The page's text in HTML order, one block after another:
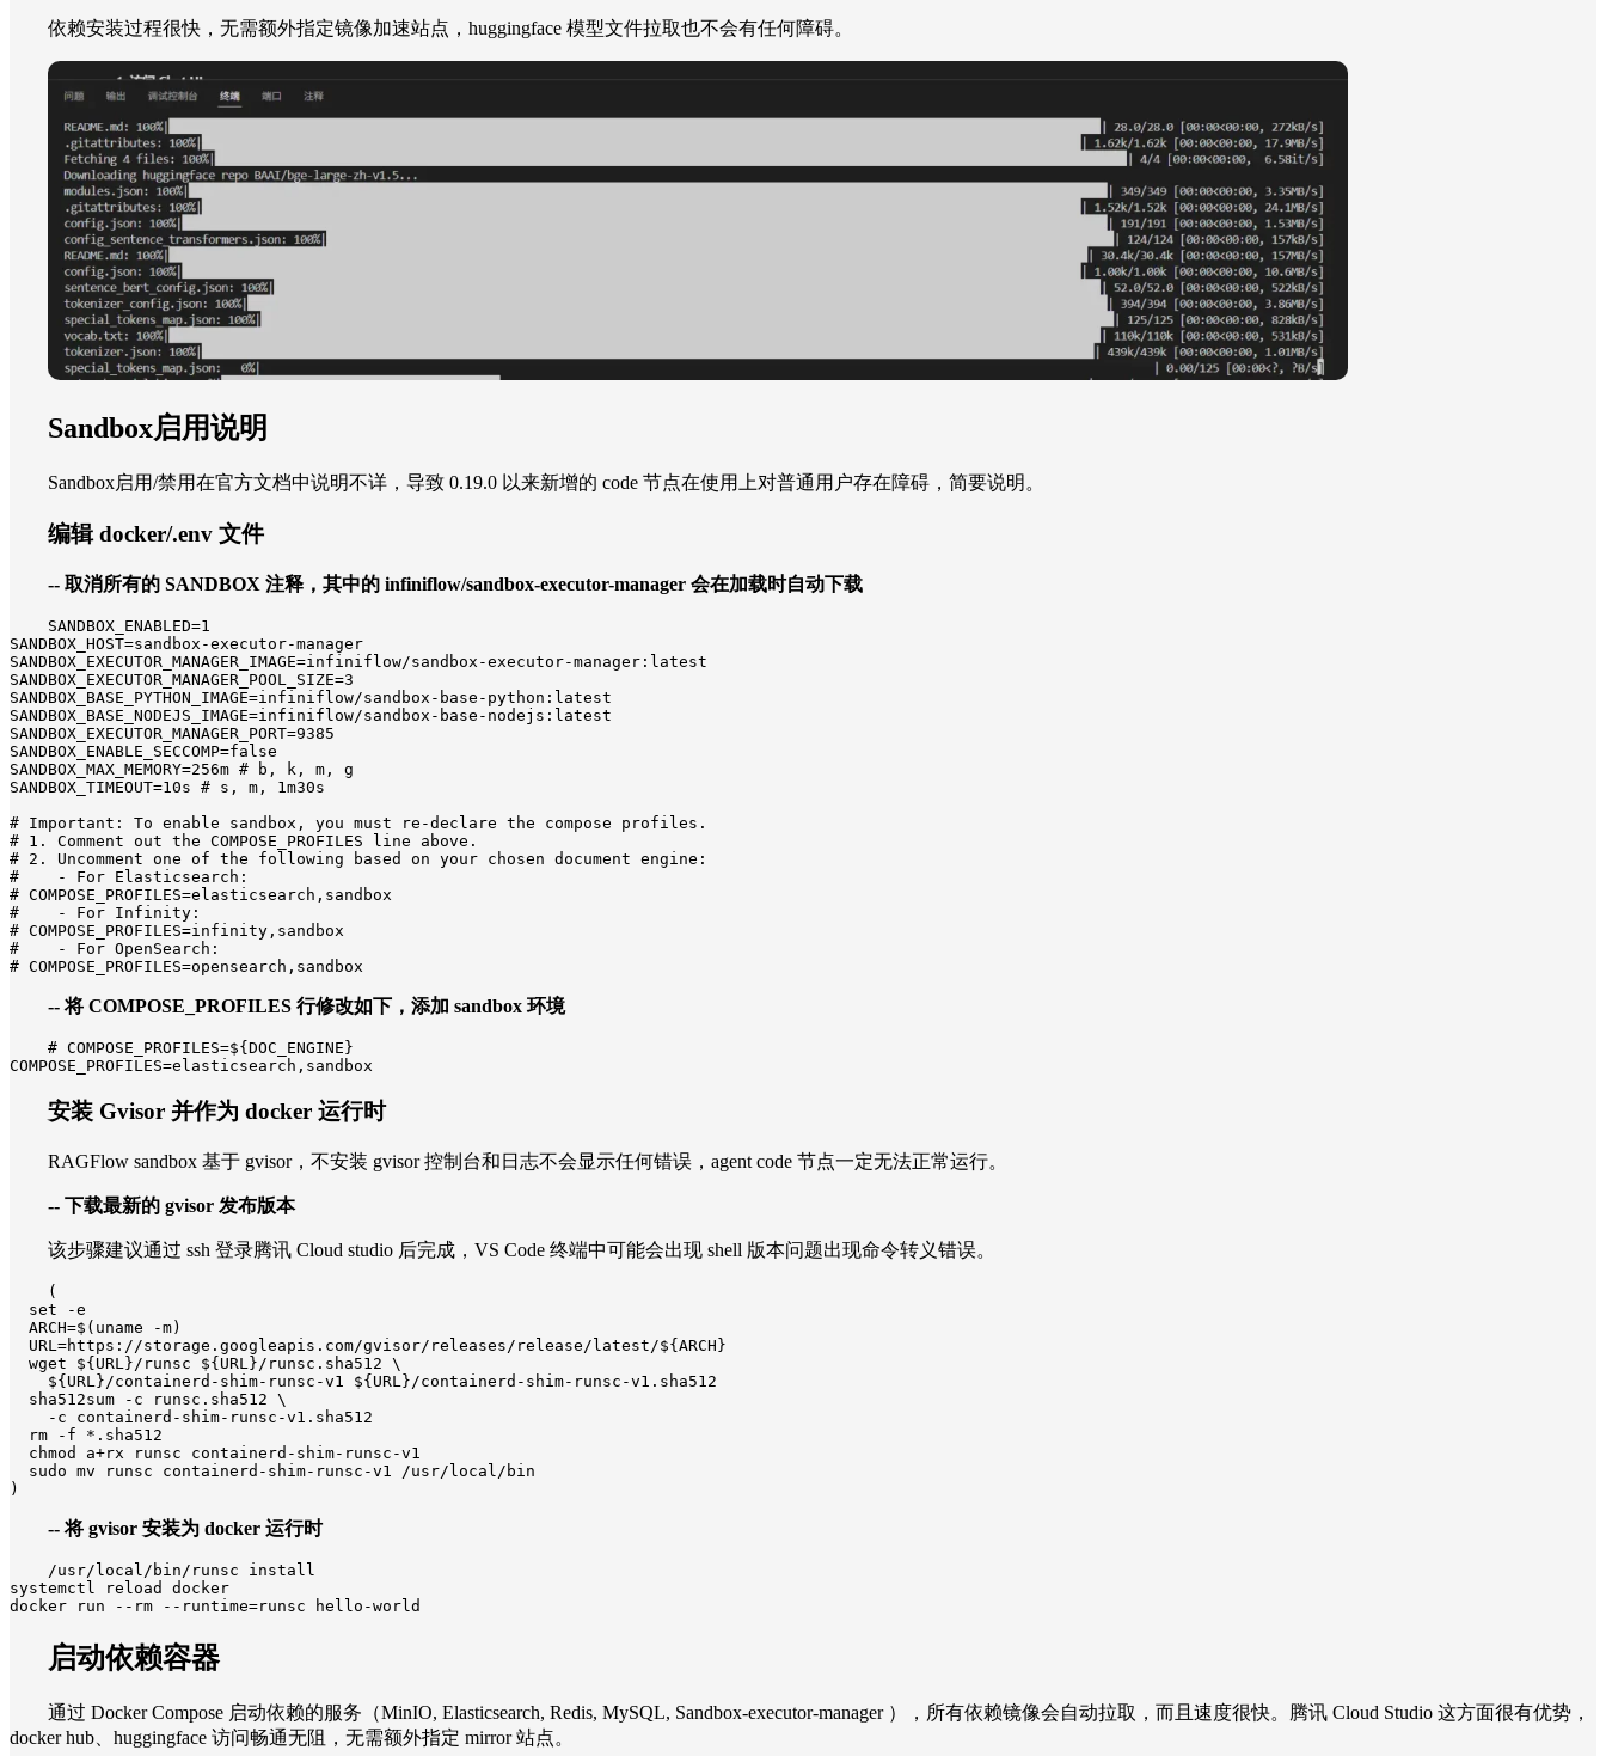
依赖安装过程很快，无需额外指定镜像加速站点，huggingface 模型文件拉取也不会有任何障碍。
Sandbox启用说明
Sandbox启用/禁用在官方文档中说明不详，导致 0.19.0 以来新增的 code 节点在使用上对普通用户存在障碍，简要说明。
编辑 docker/.env 文件
-- 取消所有的 SANDBOX 注释，其中的 infiniflow/sandbox-executor-manager 会在加载时自动下载
SANDBOX_ENABLED=1
SANDBOX_HOST=sandbox-executor-manager
SANDBOX_EXECUTOR_MANAGER_IMAGE=infiniflow/sandbox-executor-manager:latest
SANDBOX_EXECUTOR_MANAGER_POOL_SIZE=3
SANDBOX_BASE_PYTHON_IMAGE=infiniflow/sandbox-base-python:latest
SANDBOX_BASE_NODEJS_IMAGE=infiniflow/sandbox-base-nodejs:latest
SANDBOX_EXECUTOR_MANAGER_PORT=9385
SANDBOX_ENABLE_SECCOMP=false
SANDBOX_MAX_MEMORY=256m # b, k, m, g
SANDBOX_TIMEOUT=10s # s, m, 1m30s
# Important: To enable sandbox, you must re-declare the compose profiles.
# 1. Comment out the COMPOSE_PROFILES line above.
# 2. Uncomment one of the following based on your chosen document engine:
#    - For Elasticsearch:
# COMPOSE_PROFILES=elasticsearch,sandbox
#    - For Infinity:
# COMPOSE_PROFILES=infinity,sandbox
#    - For OpenSearch:
# COMPOSE_PROFILES=opensearch,sandbox
-- 将 COMPOSE_PROFILES 行修改如下，添加 sandbox 环境
# COMPOSE_PROFILES=${DOC_ENGINE}
COMPOSE_PROFILES=elasticsearch,sandbox
安装 Gvisor 并作为 docker 运行时
RAGFlow sandbox 基于 gvisor，不安装 gvisor 控制台和日志不会显示任何错误，agent code 节点一定无法正常运行。
-- 下载最新的 gvisor 发布版本
该步骤建议通过 ssh 登录腾讯 Cloud studio 后完成，VS Code 终端中可能会出现 shell 版本问题出现命令转义错误。
(
  set -e
  ARCH=$(uname -m)
  URL=https://storage.googleapis.com/gvisor/releases/release/latest/${ARCH}
  wget ${URL}/runsc ${URL}/runsc.sha512 \
    ${URL}/containerd-shim-runsc-v1 ${URL}/containerd-shim-runsc-v1.sha512
  sha512sum -c runsc.sha512 \
    -c containerd-shim-runsc-v1.sha512
  rm -f *.sha512
  chmod a+rx runsc containerd-shim-runsc-v1
  sudo mv runsc containerd-shim-runsc-v1 /usr/local/bin
)
-- 将 gvisor 安装为 docker 运行时
/usr/local/bin/runsc install
systemctl reload docker
docker run --rm --runtime=runsc hello-world
启动依赖容器
通过 Docker Compose 启动依赖的服务（MinIO, Elasticsearch, Redis, MySQL, Sandbox-executor-manager ），所有依赖镜像会自动拉取，而且速度很快。腾讯 Cloud Studio 这方面很有优势，
docker hub、huggingface 访问畅通无阻，无需额外指定 mirror 站点。